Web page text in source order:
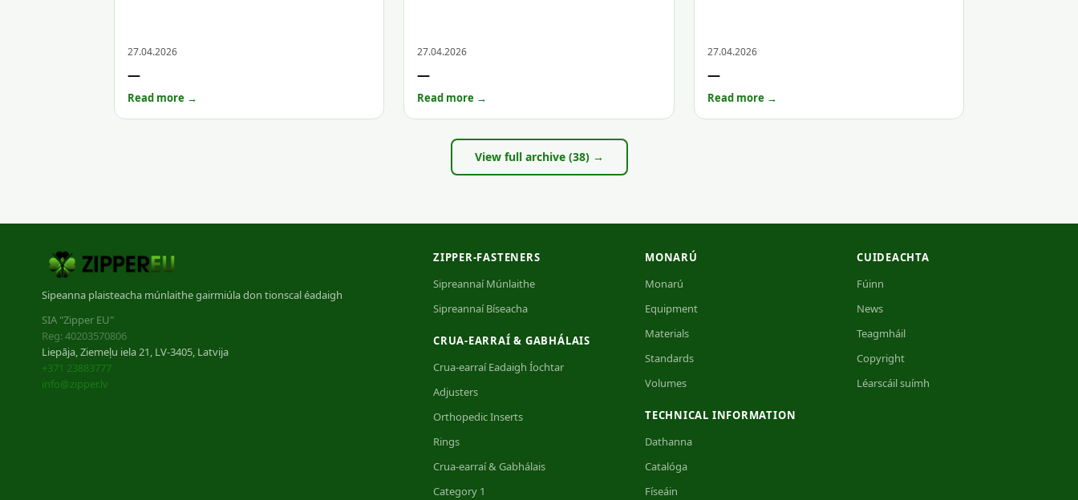
27.04.2026
—
Read more →
27.04.2026
—
Read more →
27.04.2026
—
Read more →
View full archive (38) →
Sipeanna plaisteacha múnlaithe gairmiúla don tionscal éadaigh
SIA "Zipper EU"
Reg: 40203570806
Liepāja, Ziemeļu iela 21, LV-3405, Latvija
+371 23883777
info@zipper.lv
ZIPPER-FASTENERS
Sipreannaí Múnlaithe
Sipreannaí Bíseacha
CRUA-EARRAÍ & GABHÁLAIS
Crua-earraí Eadaigh Íochtar
Adjusters
Orthopedic Inserts
Rings
Crua-earraí & Gabhálais
Category 1
MONARÚ
Monarú
Equipment
Materials
Standards
Volumes
TECHNICAL INFORMATION
Dathanna
Catalóga
Físeáin
CUIDEACHTA
Fúinn
News
Teagmháil
Copyright
Léarscáil suímh